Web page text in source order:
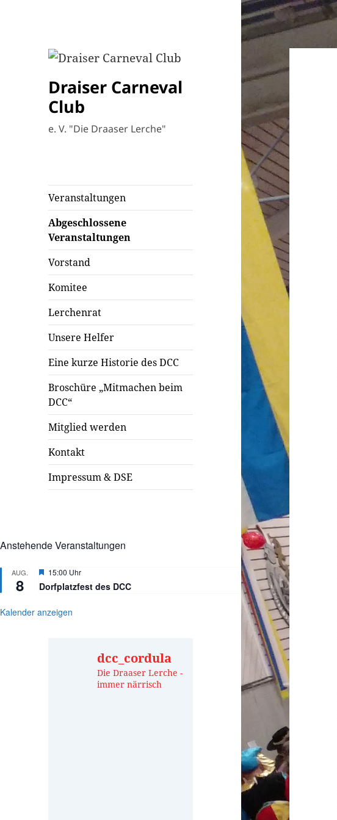
Draiser Carneval
Club
e. V. "Die Draaser Lerche"
Veranstaltungen
Abgeschlossene
Veranstaltungen
Vorstand
Komitee
Lerchenrat
Unsere Helfer
Eine kurze Historie des DCC
Broschüre „Mitmachen beim
DCC“
Mitglied werden
Kontakt
Impressum & DSE
Anstehende Veranstaltungen
AUG.
8
Hervorgehoben
15:00 Uhr
Dorfplatzfest des DCC
Kalender anzeigen
dcc_cordula
Die Draaser Lerche -
immer närrisch